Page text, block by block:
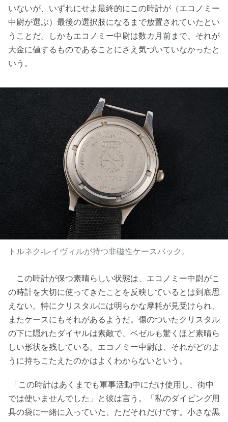
いないが、いずれにせよ最終的にこの時計が（エコノミー
中尉が選ぶ）最後の選択肢になるまで放置されていたとい
うことだ。しかもエコノミー中尉は数カ月前まで、それが
大金に値するものであることにさえ気づいていなかったと
いう。
トルネク-レイヴィルが持つ非磁性ケースバック。
この時計が保つ素晴らしい状態は、エコノミー中尉がこ
の時計を大切に使ってきたことを反映しているとは到底思
えない。特にクリスタルには明らかな摩耗が見受けられ、
またケースにもそれがあるようだ。傷のついたクリスタル
の下に隠れたダイヤルは素敵で、ベゼルも驚くほど素晴ら
しい形状を残している。エコノミー中尉は、それがどのよ
うに持ちこたえたのかはよくわからないという。
「この時計はあくまでも軍事活動中にだけ使用し、街中
では使いませんでした」と彼は言う。「私のダイビング用
具の袋に一緒に入っていた、ただそれだけです。小さな黒